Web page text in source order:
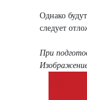
Однако
следует
При